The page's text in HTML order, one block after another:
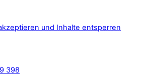
und Inhalte entsperren
398